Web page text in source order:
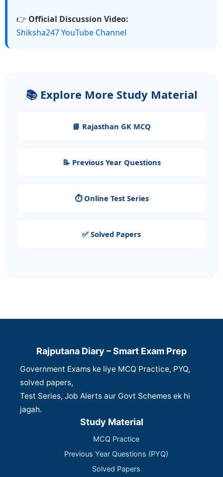
👉 Official Discussion Video:
Shiksha247 YouTube Channel
📚 Explore More Study Material
📘 Rajasthan GK MCQ
📝 Previous Year Questions
⏱️ Online Test Series
✅ Solved Papers
Rajputana Diary – Smart Exam Prep
Government Exams ke liye MCQ Practice, PYQ,
solved papers,
Test Series, Job Alerts aur Govt Schemes ek hi
jagah.
Study Material
MCQ Practice
Previous Year Questions (PYQ)
Solved Papers